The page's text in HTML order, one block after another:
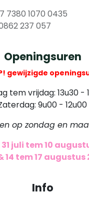
7380 1070 0435
237 057
Openingsuren
gewijzigde
tem vrijdag: 13u30 -
9u00 - 12u00
op zondag en
31 juli tem 10
14 tem 17 augustus
Info